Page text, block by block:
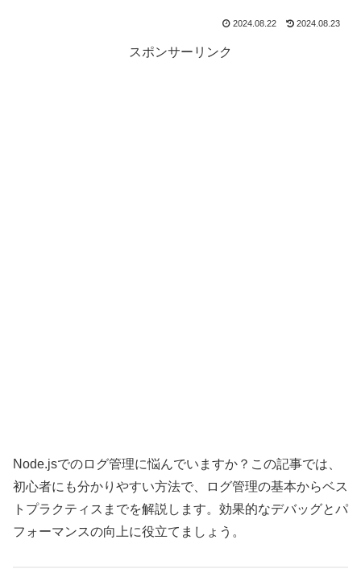
2024.08.22 2024.08.23
スポンサーリンク
Node.jsでのログ管理に悩んでいますか？この記事では、
初心者にも分かりやすい方法で、ログ管理の基本からベス
トプラクティスまでを解説します。効果的なデバッグとパ
フォーマンスの向上に役立てましょう。